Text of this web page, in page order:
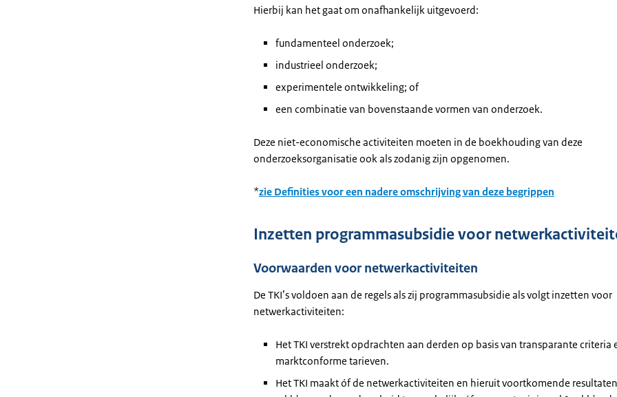
Hierbij kan het gaat om onafhankelijk uitgevoerd:
fundamenteel onderzoek;
industrieel onderzoek;
experimentele ontwikkeling; of
een combinatie van bovenstaande vormen van onderzoek.
Deze niet-economische activiteiten moeten in de boekhouding van deze
onderzoeksorganisatie ook als zodanig zijn opgenomen.
*zie Definities voor een nadere omschrijving van deze begrippen
Inzetten programmasubsidie voor
Voorwaarden voor netwerkactiviteiten
De TKI’s voldoen aan de regels als zij programmasubsidie als volgt inzetten voor
netwerkactiviteiten:
Het TKI verstrekt opdrachten aan derden op basis van transparante criteria
marktconforme tarieven.
Het TKI maakt óf de netwerkactiviteiten en hieruit voortkomende